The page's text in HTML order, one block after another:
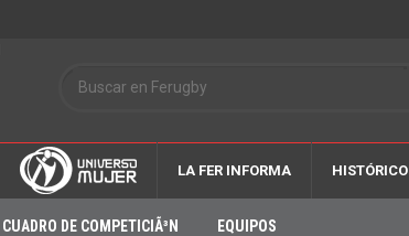
LA FER INFORMA HISTÓRICO
CUADRO DE COMPETICIÃ³N EQUIPOS